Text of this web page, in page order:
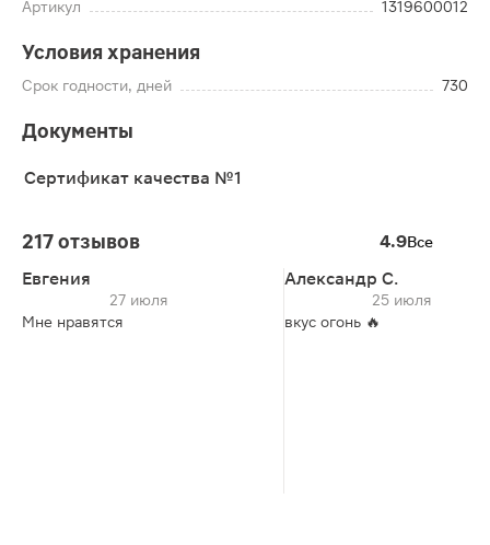
Артикул
1319600012
Условия хранения
Срок годности, дней 730
Документы
Сертификат качества №1
217 отзывов 4.9Все
Евгения
27 июля
Мне нравятся
Александр С.
25 июля
вкус огонь 🔥